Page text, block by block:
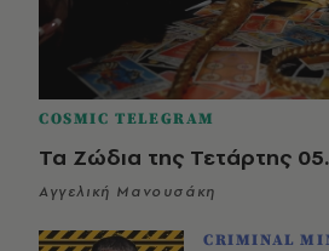
COSMIC TELEGRAM
Τα Ζώδια της Τετάρτης
Αγγελική Μανουσάκη
CRIMINAL